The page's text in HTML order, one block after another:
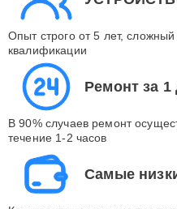
Опыт строго от 5 лет,
квалификации
Ремонт за 1
В 90% случаев ремонт
течение 1-2 часов
Самые